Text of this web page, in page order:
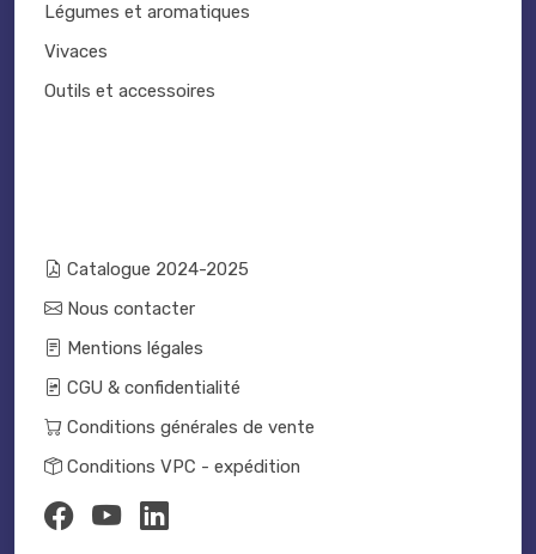
Légumes et aromatiques
Vivaces
Outils et accessoires
Catalogue 2024-2025
Nous contacter
Mentions légales
CGU & confidentialité
Conditions générales de vente
Conditions VPC - expédition